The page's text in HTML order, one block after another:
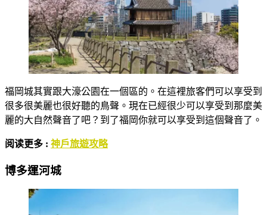
福岡城其實跟大濠公園在一個區的。在這裡旅客們可以享受到
很多很美麗也很好聽的鳥聲。現在已經很少可以享受到那麼美
麗的大自然聲音了吧？到了福岡你就可以享受到這個聲音了。
阅读更多 : 神戶旅遊攻略
博多運河城